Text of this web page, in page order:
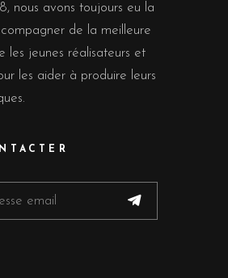
nous avons toujours eu la
de la meilleure
les jeunes réalisateurs et
les aider à produire leurs